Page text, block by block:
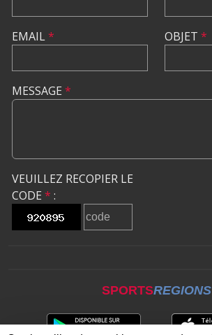
EMAIL* OBJET *
MESSAGE *
VEUILLEZ RECOPIER LE
CODE * :
SPORTSREGIONS